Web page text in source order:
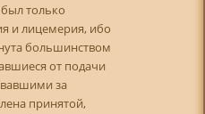
только
и лицемерия, ибо
большинством
от подачи
за
принятой,